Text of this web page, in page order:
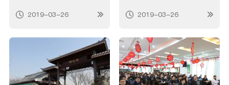
客户，为他们提供优质的服
业务厅来了三位老人，心情
看上去非常的伤心，手中拿
着许多祭祀供品，其中一位
老年人还吃力的推着一位腿
脚不便的…
2019-03-26
们的节日•清明”，松鹤党支
以“铭初心、祭英烈、勇前
行、践誓言”为主题的青少
年社会实践教育活动。松鹤
志愿者及70多位学校师生参
加了活动。清明…
2019-03-26